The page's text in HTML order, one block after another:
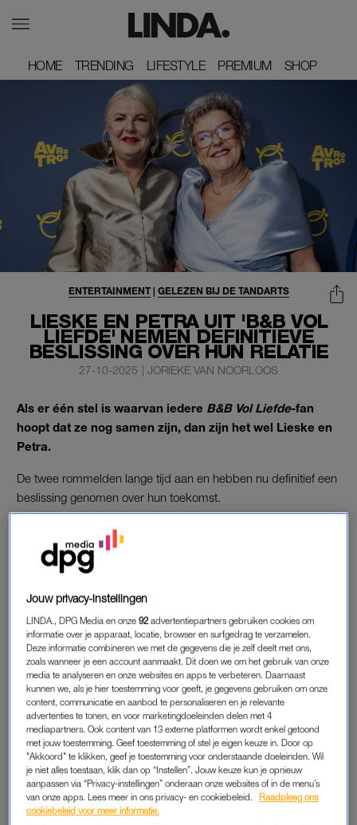
HOME
HOME TRENDING
TRENDING LIFESTYLE
LIFESTYLE PREMIUM
PREMIUM SHOP
SHOP
LIESKE EN PETRA UIT 'B&B VOL
LIEFDE' NEMEN DEFINITIEVE
BESLISSING OVER HUN RELATIE
ENTERTAINMENT| GELEZEN BIJ DE TANDARTS
27-10-2025 | JORIEKE VAN NOORLOOS
Als er één stel is waarvan iedere B&B Vol Liefde-fan
hoopt dat ze nog samen zijn, dan zijn het wel Lieske en
Petra.
De twee rommelden lange tijd aan en hebben nu definitief een
beslissing genomen over hun toekomst.
LIESKE EN PETRA
B&B Vol Liefde
wat ze van elkaar vonden. Ja, ze konden vreselijk lachen met
elkaar, maar was er ook genoeg fundament om een relatie aan
te gaan? Opde rode lopervan het Televizier-Ring Gala leek
het dik aan: “Wij zijn hier als setje”, zei Petra toen nog.
RTL Boulevard -verslaggever Aran Bade was blij verrast en
feliciteerde het koppel. Of was dat te voorbarig? “Nee, er is
nog geen sprake van een relatie, want ik ben nog niet in
Spanje geweest”, aldus Petra.
'B&B Vol Liefde' in
Griekenland: zijn Jan en Iris
Jouw privacy-instellingen
LINDA., DPG Media en onze92 advertentiepartners gebruiken cookies om
informatie over je apparaat, locatie, browser en surfgedrag te verzamelen.
Deze informatie combineren we met de gegevens die je zelf deelt met ons,
zoals wanneer je een account aanmaakt. Dit doen we om het gebruik van onze
media te analyseren en onze websites en apps te verbeteren. Daarnaast
kunnen we, als je hier toestemming voor geeft, je gegevens gebruiken om onze
content, communicatie en aanbod te personaliseren en je relevante
advertenties te tonen, en voor marketingdoeleinden delen met 4
mediapartners. Ook content van 13 externe platformen wordt enkel getoond
met jouw toestemming. Geef toestemming of stel je eigen keuze in. Door op
"Akkoord" te klikken, geef je toestemming voor onderstaande doeleinden. Wil
je niet alles toestaan, klik dan op “Instellen”. Jouw keuze kun je opnieuw
aanpassen via “Privacy-instellingen” onderaan onze websites of in de menu’s
van onze apps. Lees meer in ons privacy- en cookiebeleid.
Raadpleeg ons
cookiebeleid voor meer informatie.